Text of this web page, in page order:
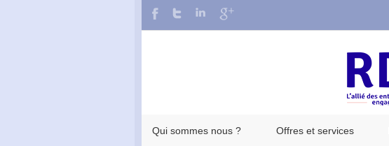
Qui sommes nous ? Offres et services